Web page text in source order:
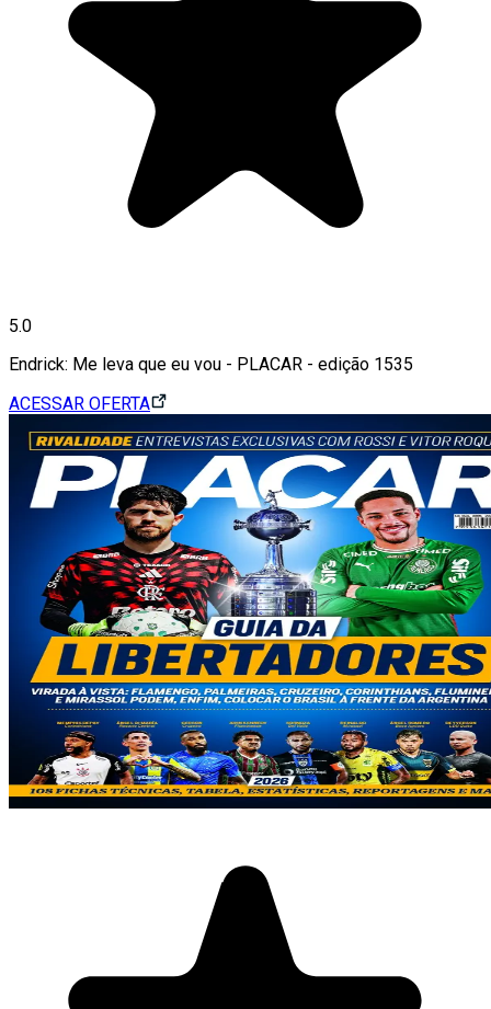
5.0
Endrick: Me leva que eu vou - PLACAR - edição 1535
ACESSAR OFERTA